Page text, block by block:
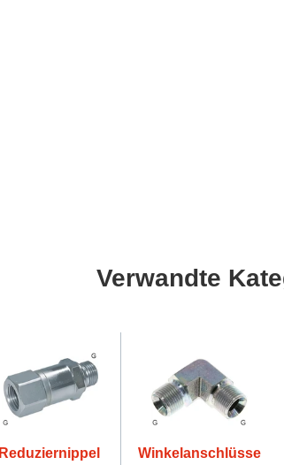
Verwandte
Reduziernippel
Winkelanschlüsse